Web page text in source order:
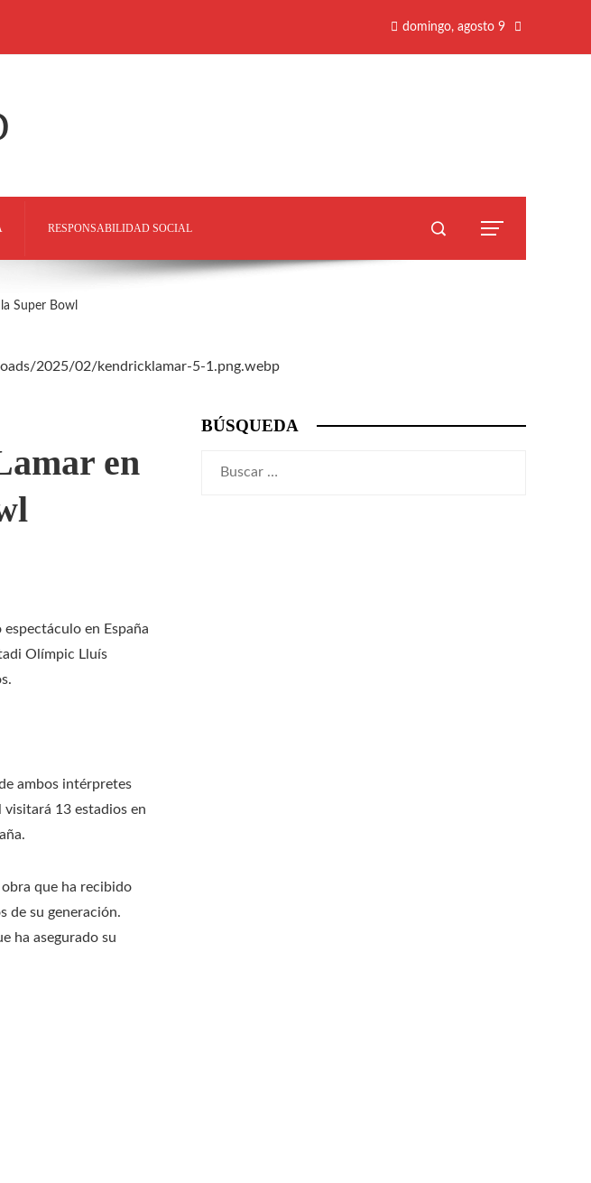
domingo, agosto 9
RESPONSABILIDAD SOCIAL
Super Bowl
en
en España
Olímpic Lluís
ambos intérpretes
visitará 13 estadios en
que ha recibido
de su generación.
ha asegurado su
BÚSQUEDA